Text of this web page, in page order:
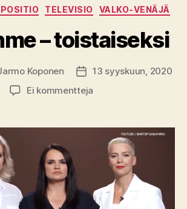
Kategoriat
TELEVISIO VALKO-VENÄJÄ
– toistaiseksi
Koponen Julkaisupäivämäärä
13 syyskuun, 2020
Ei kommentteja
–
toistaiseksi